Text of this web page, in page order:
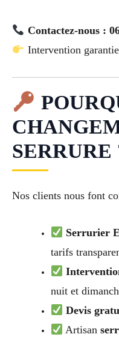
Contactez-nous :
Intervention
SERRURE
Nos clients nous font
Serrurier
tarifs
nuit et
Devis
Artisan